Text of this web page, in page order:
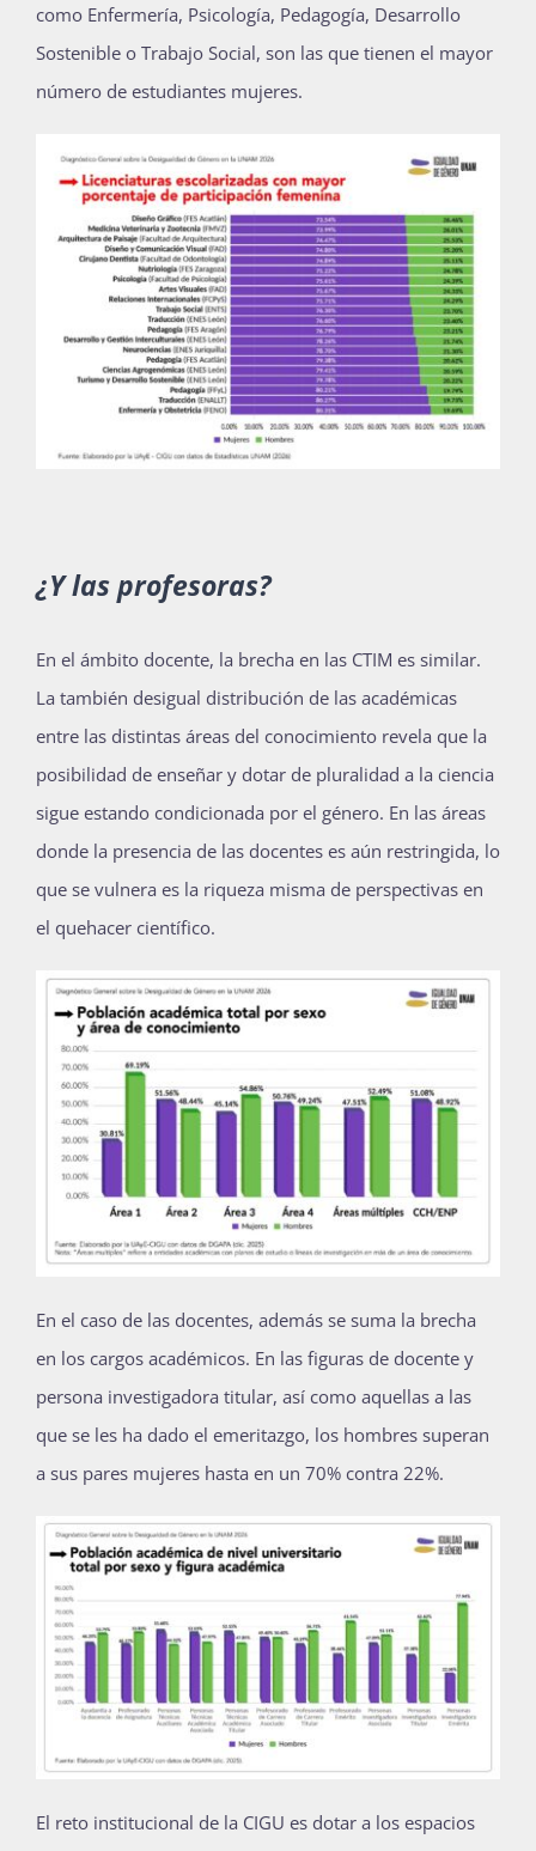
como Enfermería, Psicología, Pedagogía, Desarrollo
Sostenible o Trabajo Social, son las que tienen el mayor
número de estudiantes mujeres.
¿Y las profesoras?
En el ámbito docente, la brecha en las CTIM es similar.
La también desigual distribución de las académicas
entre las distintas áreas del conocimiento revela que la
posibilidad de enseñar y dotar de pluralidad a la ciencia
sigue estando condicionada por el género. En las áreas
donde la presencia de las docentes es aún restringida, lo
que se vulnera es la riqueza misma de perspectivas en
el quehacer científico.
En el caso de las docentes, además se suma la brecha
en los cargos académicos. En las figuras de docente y
persona investigadora titular, así como aquellas a las
que se les ha dado el emeritazgo, los hombres superan
a sus pares mujeres hasta en un 70% contra 22%.
El reto institucional de la CIGU es dotar a los espacios